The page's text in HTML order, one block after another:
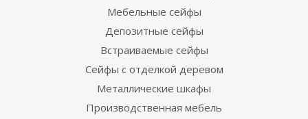
Мебельные сейфы
Депозитные сейфы
Встраиваемые сейфы
Сейфы с отделкой деревом
Металлические шкафы
Производственная мебель